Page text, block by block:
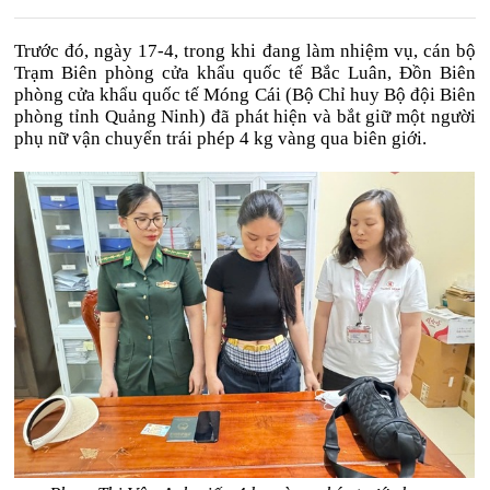
Trước đó, ngày 17-4, trong khi đang làm nhiệm vụ, cán bộ
Trạm Biên phòng cửa khẩu quốc tế Bắc Luân, Đồn Biên
phòng cửa khẩu quốc tế Móng Cái (Bộ Chỉ huy Bộ đội Biên
phòng tỉnh Quảng Ninh) đã phát hiện và bắt giữ một người
phụ nữ vận chuyển trái phép 4 kg vàng qua biên giới.